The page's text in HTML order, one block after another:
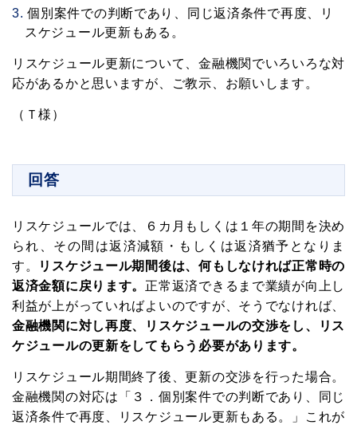
個別案件での判断であり、同じ返済条件で再度、リ
スケジュール更新もある。
リスケジュール更新について、金融機関でいろいろな対
応があるかと思いますが、ご教示、お願いします。
（Ｔ様）
回答
リスケジュールでは、６カ月もしくは１年の期間を決め
られ、その間は返済減額・もしくは返済猶予となりま
す。
リスケジュール期間後は、何もしなければ正常時の
返済金額に戻ります。 正常返済できるまで業績が向上し
利益が上がっていればよいのですが、そうでなければ、
金融機関に対し再度、リスケジュールの交渉をし、リス
ケジュールの更新をしてもらう必要があります。
リスケジュール期間終了後、更新の交渉を行った場合。
金融機関の対応は「３．個別案件での判断であり、同じ
返済条件で再度、リスケジュール更新もある。」これが